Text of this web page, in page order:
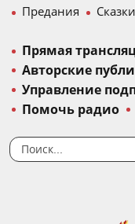
Предания Сказки
Прямая
Авторские
Управление
Помочь радио